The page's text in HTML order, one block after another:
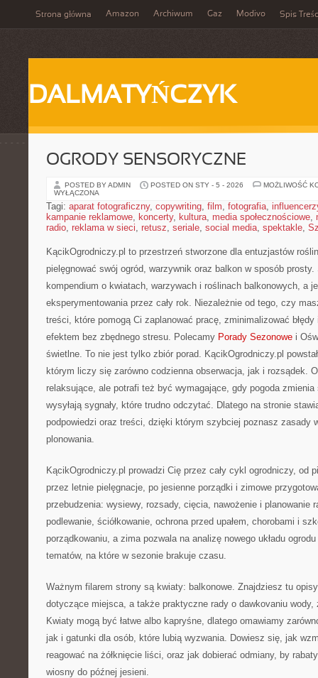
Strona główna Amazon Archiwum Gaz Modivo Spis
DALMATYŃCZYK
OGRODY SENSORYCZNE
POSTED BY ADMIN POSTED ON STY - 5 - 2026
MOŻLIWOŚĆ
WYŁĄCZONA
Tagi: aparat fotograficzny, copywriting, film, fotografia,
kampanie reklamowe, koncerty, kultura, media społecznościowe,
radio, reklama w sieci, retusz, seriale, social media, spektakle,
KącikOgrodniczy.pl to przestrzeń stworzone dla entuzjastów
pielęgnować swój ogród, warzywnik oraz balkon w sposób prosty.
kompendium o kwiatach, warzywach i roślinach balkonowych, a
eksperymentowania przez cały rok. Niezależnie od tego, czy
treści, które pomogą Ci zaplanować pracę, zminimalizować
efektem bez zbędnego stresu. Polecamy Porady Sezonowe i
świetlne. To nie jest tylko zbiór porad. KącikOgrodniczy.pl
którym liczy się zarówno codzienna obserwacja, jak i rozsądek.
relaksujące, ale potrafi też być wymagające, gdy pogoda
wysyłają sygnały, które trudno odczytać. Dlatego na stronie
podpowiedzi oraz treści, dzięki którym szybciej poznasz zasady
plonowania.
KącikOgrodniczy.pl prowadzi Cię przez cały cykl ogrodniczy, od
przez letnie pielęgnacje, po jesienne porządki i zimowe
przebudzenia: wysiewy, rozsady, cięcia, nawożenie i planowanie
podlewanie, ściółkowanie, ochrona przed upałem, chorobami i
porządkowaniu, a zima pozwala na analizę nowego układu
tematów, na które w sezonie brakuje czasu.
Ważnym filarem strony są kwiaty: balkonowe. Znajdziesz tu
dotyczące miejsca, a także praktyczne rady o dawkovaniu wody,
Kwiaty mogą być łatwe albo kapryśne, dlatego omawiamy
jak i gatunki dla osób, które lubią wyzwania. Dowiesz się, jak
reagować na żółknięcie liści, oraz jak dobierać odmiany, by
wiosny do późnej jesieni.